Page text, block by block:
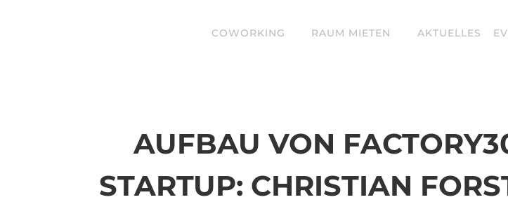
COWORKING RAUM MIETEN AKTUELLES
AUFBAU VON
STARTUP: CHRISTIAN